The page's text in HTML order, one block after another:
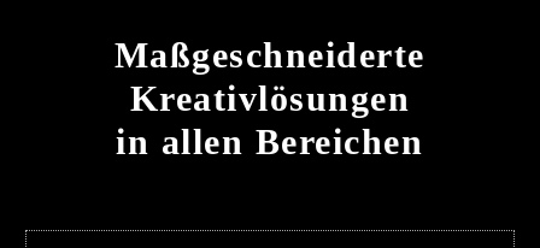
Maßgeschneiderte
Kreativlösungen
in allen Bereichen